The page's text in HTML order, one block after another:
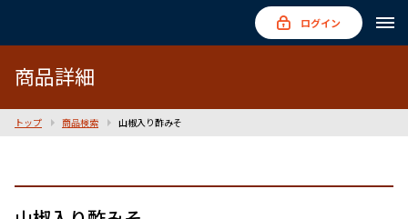
ログイン
商品詳細
トップ 商品検索 山椒入り酢みそ